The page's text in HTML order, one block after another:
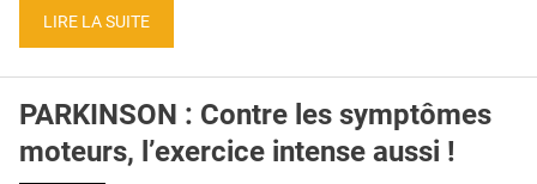
CONDITIONS GÉNÉRALES
CRÉDITS
LIRE LA SUITE
PARKINSON : Contre les symptômes
moteurs, l’exercice intense aussi !